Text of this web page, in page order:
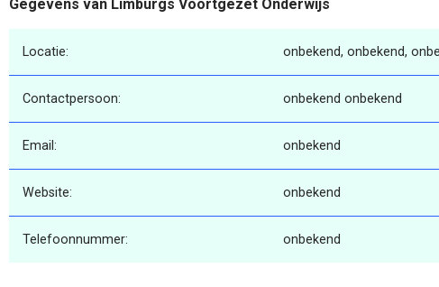
Gegevens van Limburgs Voortgezet Onderwijs
Locatie: onbekend, onbekend,
Contactpersoon: onbekend onbekend
Email: onbekend
Website: onbekend
Telefoonnummer: onbekend